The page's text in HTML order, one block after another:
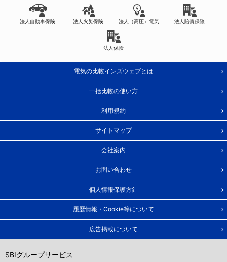
法人自動車保険 法人火災保険 法人（高圧）電気 法人賠責保険
法人保険
電気の比較インズウェブとは
一括比較の使い方
利用規約
サイトマップ
会社案内
お問い合わせ
個人情報保護方針
履歴情報・Cookie等について
広告掲載について
SBIグループサービス